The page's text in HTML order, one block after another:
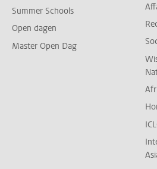
Summer Schools
Open dagen
Master Open Dag